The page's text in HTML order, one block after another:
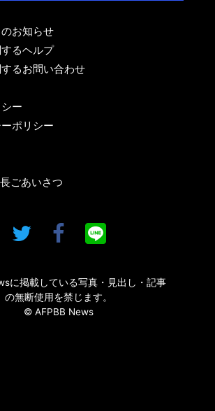
お知らせ
るヘルプ
るお問い合わせ
ー
ポリシー
ごあいさつ
に掲載している写真・見出し・記事
の無断使用を禁じます。
© AFPBB News